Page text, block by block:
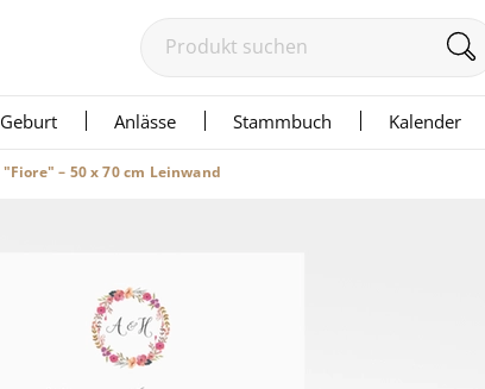
Geburt Anlässe Stammbuch Kalender
"Fiore" – 50 x 70 cm Leinwand